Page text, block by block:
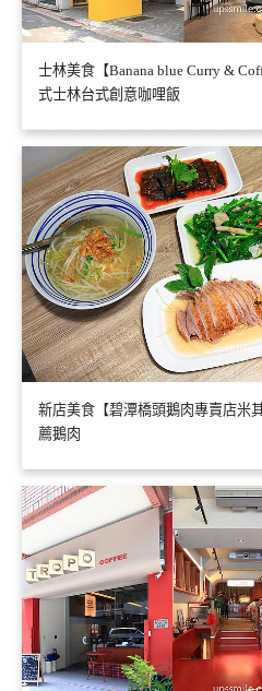
士林美食【Banana blue Curry &
式士林台式創意咖哩飯
新店美食【碧潭橋頭鵝肉專賣店米
薦鵝肉